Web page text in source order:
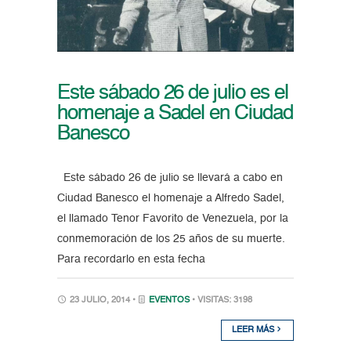
Este sábado 26 de julio es el
homenaje a Sadel en Ciudad
Banesco
Este sábado 26 de julio se llevará a cabo en
Ciudad Banesco el homenaje a Alfredo Sadel,
el llamado Tenor Favorito de Venezuela, por la
conmemoración de los 25 años de su muerte.
Para recordarlo en esta fecha
23 JULIO, 2014 • EVENTOS • VISITAS: 3198
LEER MÁS